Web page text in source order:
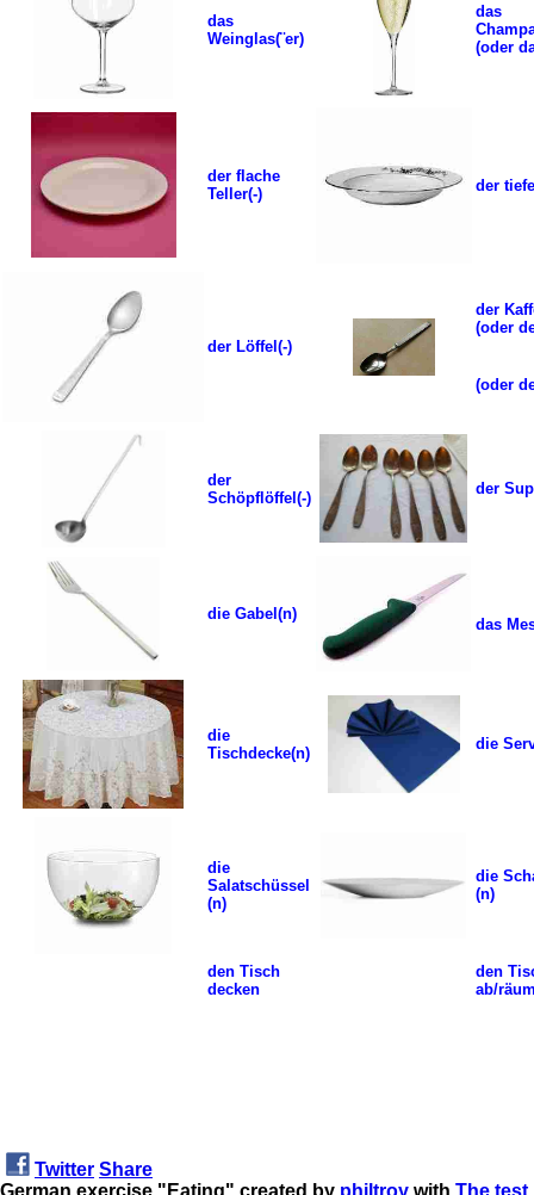
das
Weinglas(¨er)
das
(oder
der flache
Teller(-) der
der Löffel (-)
der
(oder
(oder
der
Schöpflöffel (-)
der
die Gabel (n)
das
die
Tischdecke(n)
die
die
Salatschüssel
(n)
die
(n)
den Tisch
decken
den
ab/
Twitter Share
German exercise "Eating" created by philtroy with The test